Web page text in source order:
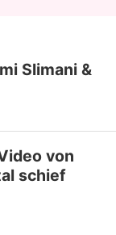
Slimani &
von
schief